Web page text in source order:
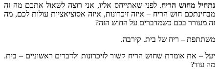
נתחיל מחוש הריח. לפני שאתייחס אליו, אני רוצה לשאול אתכם מה זה
מבחינתכם חוש הריח – איזה זיכרונות, איזה אסוציאציות עולות לכם, מה
זה מעורר בכם כשמדברים על החוש הזה?
משתתפת – ריח של בית. קירבה.
יעל – את אומרת שחוש הריח קשור לזיכרונות ולדברים ראשוניים – בית.
מה עוד?